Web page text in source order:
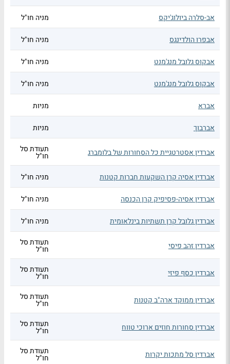
אב-סלרה ביולוג'יקס מניה חו"ל
אבפרו הולדינגס מניה חו"ל
אבקוס גלובל מנג'מנט מניה חו"ל
אבקוס גלובל מנג'מנט מניה חו"ל
אברא מניות
אברבוך מניות
אברדין אסטרטגיית כל הסחורות של בלומברג תעודת סל
חו"ל
אברדין אסיה קרן השקעות חברות קטנות
מניה חו"ל
אברדין אסיה-פסיפיק קרן הכנסה מניה חו"ל
אברדין גלובל קרן תשתיות בינלאומית מניה חו"ל
אברדין זהב פיסי תעודת סל
חו"ל
אברדין כסף פיזי תעודת סל
חו"ל
אברדין ממוקד ארה"ב קטנות תעודת סל
חו"ל
אברדין סחורות חוזים ארוכי טווח תעודת סל
חו"ל
אברדין סל מתכות יקרות תעודת סל
חו"ל